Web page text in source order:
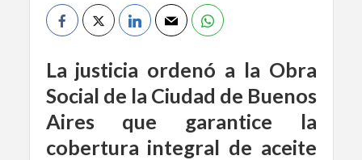
La justicia ordenó a la Obra
Social de la Ciudad de Buenos
Aires que garantice la
cobertura integral de aceite